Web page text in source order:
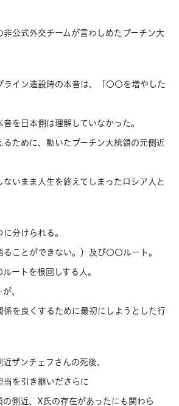
非公式外交チームが言わしめたプーチン大
イン造設時の本音は、「〇〇を増やした
を日本側は理解していなかった。
るために、動いたプーチン大統領の元側近
ないまま人生を終えてしまったロシア人と
分けられる。
ことができない。）及び〇〇ルート。
ートを根回しする人。
、
係を良くするために最初にしようとした行
ザンチェフさんの死後、
当を引き継いださらに
の側近、X氏の存在があったにも関わら